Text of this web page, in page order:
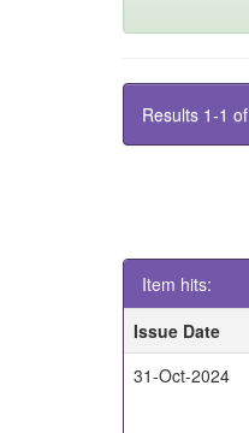
Results 1-1
Item hits:
Issue Date
31-Oct-2024